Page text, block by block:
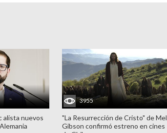
alista nuevos
3955
"La Resurrección de Cristo" de Mel
Gibson confirmó estreno en cines